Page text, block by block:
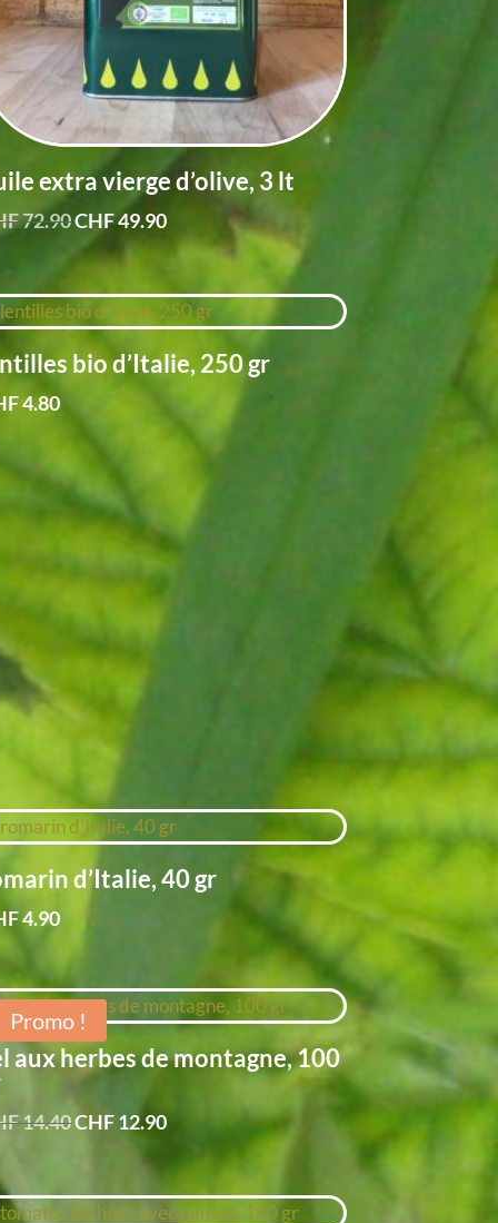
extra vierge d’olive, 3 lt
72.90Le
prix
initial
était :
CHF 72.90.
CHF49.90Le
prix
est :
CHF 49.90.
bio d’Italie, 250 gr
4.80
d’Italie, 40 gr
4.90
Promo !
aux herbes de montagne, 100
14.40Le
était :
CHF12.90Le
actuel
est :